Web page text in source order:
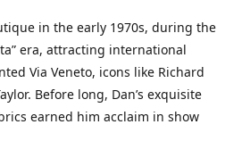
in the early 1970s, during the
era, attracting international
Via Veneto, icons like Richard
Before long, Dan’s exquisite
earned him acclaim in show